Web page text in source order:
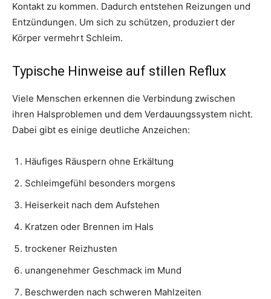
Kontakt zu kommen. Dadurch entstehen Reizungen und
Entzündungen. Um sich zu schützen, produziert der
Körper vermehrt Schleim.
Typische Hinweise auf stillen Reflux
Viele Menschen erkennen die Verbindung zwischen
ihren Halsproblemen und dem Verdauungssystem nicht.
Dabei gibt es einige deutliche Anzeichen:
Häufiges Räuspern ohne Erkältung
Schleimgefühl besonders morgens
Heiserkeit nach dem Aufstehen
Kratzen oder Brennen im Hals
trockener Reizhusten
unangenehmer Geschmack im Mund
Beschwerden nach schweren Mahlzeiten